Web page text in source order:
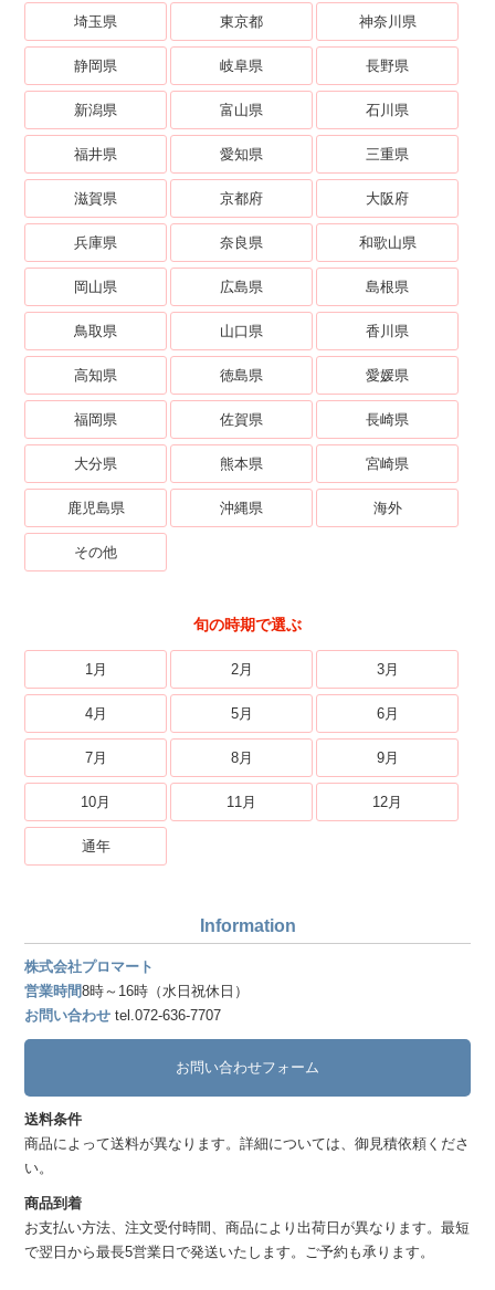
埼玉県 東京都 神奈川県
静岡県 岐阜県 長野県
新潟県 富山県 石川県
福井県 愛知県 三重県
滋賀県 京都府 大阪府
兵庫県 奈良県 和歌山県
岡山県 広島県 島根県
鳥取県 山口県 香川県
高知県 徳島県 愛媛県
福岡県 佐賀県 長崎県
大分県 熊本県 宮崎県
鹿児島県 沖縄県 海外
その他
旬の時期で選ぶ
1月 2月 3月
4月 5月 6月
7月 8月 9月
10月 11月 12月
通年
Information
株式会社プロマート
営業時間8時～16時（水日祝休日）
お問い合わせ tel.072-636-7707
お問い合わせフォーム
送料条件
商品によって送料が異なります。詳細については、御見積依頼くださ
い。
商品到着
お支払い方法、注文受付時間、商品により出荷日が異なります。最短
で翌日から最長5営業日で発送いたします。ご予約も承ります。